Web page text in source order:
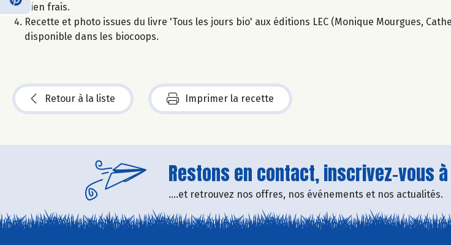
bien frais.
Recette et photo issues du livre 'Tous les jours bio' aux éditions LEC (Monique Mourgues,
disponible dans les biocoops.
Retour à la liste Imprimer la recette
Restons en contact, inscrivez-vous
....et retrouvez nos offres, nos événements et nos actualités.